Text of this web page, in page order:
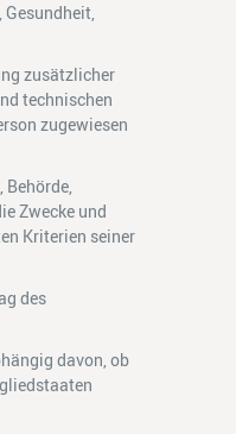
zusätzlicher
technischen
zugewiesen
Zwecke und
Kriterien seiner
des
davon, ob